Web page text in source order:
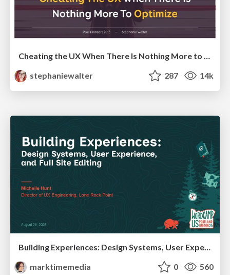
Cheating the UX When There Is Nothing More to Optimize - PixelPioneers
stephaniewalter
287 14k
Building Experiences: Design Systems, User Experience, and Full Site Editing
marktimemedia
0 560